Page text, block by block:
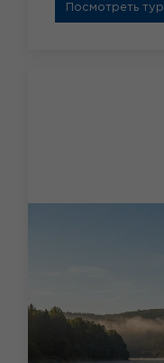
Посмотреть тур